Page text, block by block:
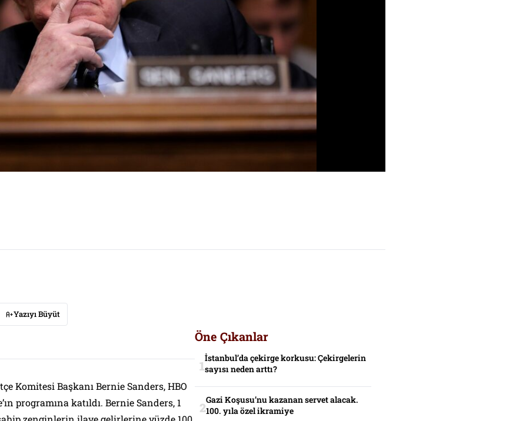
Yazıyı Büyüt
Komitesi Başkanı Bernie Sanders, HBO
programına katıldı. Bernie Sanders, 1
Öne Çıkanlar
İstanbul’da çekirge korkusu: Çekirgelerin
sayısı neden arttı?
Gazi Koşusu’nu kazanan servet alacak.
100. yıla özel ikramiye